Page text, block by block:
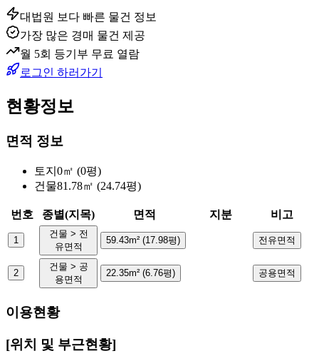
대법원 보다 빠른 물건 정보
가장 많은 경매 물건 제공
월 5회 등기부 무료 열람
로그인 하러가기
현황정보
면적 정보
토지 0㎡ (0평)
건물81.78㎡ (24.74평)
번호 종별(지목) 면적 지분 비고
1
건물 > 전
유면적
59.43m² (17.98평) 전유면적
2
건물 > 공
용면적
22.35m² (6.76평) 공용면적
이용현황
[위치 및 부근현황]